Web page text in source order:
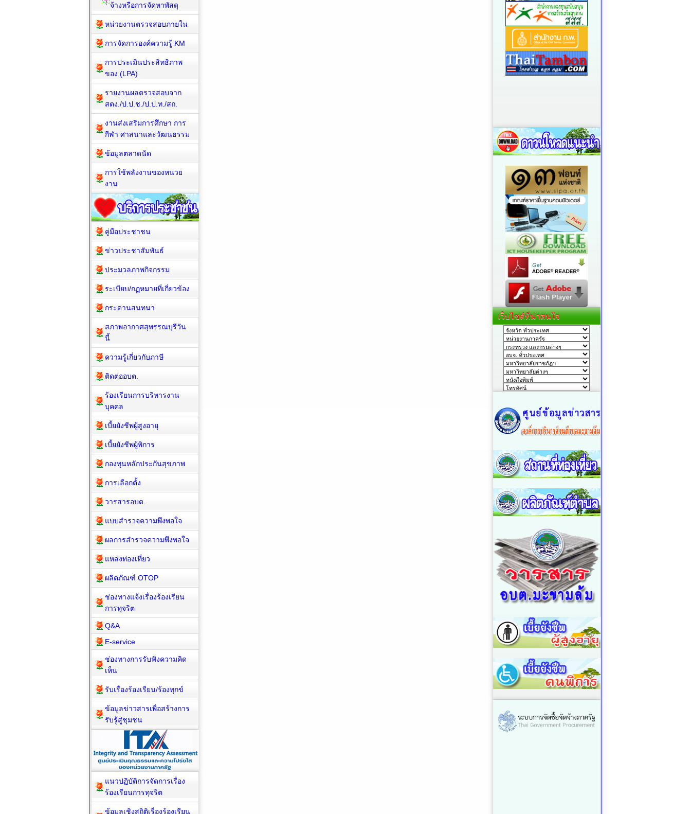
จ้างหรือการจัดหาพัสดุ
หน่วยงานตรวจสอบภายใน
การจัดการองค์ความรู้ KM
การประเมินประสิทธิภาพ
ของ (LPA)
รายงานผลตรวจสอบจาก
สตง./ป.ป.ช./ป.ป.ท./สถ.
งานส่งเสริมการศึกษา การ
กีฬา ศาสนาและวัฒนธรรม
ข้อมูลตลาดนัด
การใช้พลังงานของหน่วย
งาน
คู่มือประชาชน
ข่าวประชาสัมพันธ์
ประมวลภาพกิจกรรม
ระเบียบ/กฏหมายที่เกี่ยวข้อง
กระดานสนทนา
สภาพอากาศสุพรรณบุรีวัน
นี้
ความรู้เกี่ยวกับภาษี
ติดต่ออบต.
ร้องเรียนการบริหารงาน
บุคคล
เบี้ยยังชีพผู้สูงอายุ
เบี้ยยังชีพผู้พิการ
กองทุนหลักประกันสุขภาพ
การเลือกตั้ง
วารสารอบต.
แบบสำรวจความพึงพอใจ
ผลการสำรวจความพึงพอใจ
แหล่งท่องเที่ยว
ผลิตภัณฑ์ OTOP
ช่องทางแจ้งเรื่องร้องเรียน
การทุจริต
Q&A
E-service
ช่องทางการรับฟังความคิด
เห็น
รับเรื่องร้องเรียน/ร้องทุกข์
ข้อมูลข่าวสารเพื่อสร้างการ
รับรู้สู่ชุมชน
แนวปฏิบัติการจัดการเรื่อง
ร้องเรียนการทุจริต
ข้อมูลเชิงสถิติเรื่องร้องเรียน
เว็บไซต์ที่น่าสนใจ